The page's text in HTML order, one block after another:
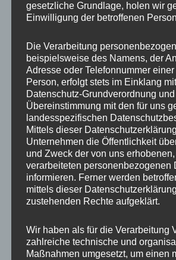
MP Mario Porten
Beratung
Training
Coaching
Impulsvorträge
NEWS ABONNIEREN?
Your email:
gesetzliche Grundlage, holen wir
Einwilligung der betroffenen
Die Verarbeitung
beispielsweise des Namens, der
Adresse oder Telefonnummer
Person, erfolgt stets im Einklang
Datenschutz-Grundverordnung
Übereinstimmung mit den für uns
landesspezifischen
Mittels dieser
Unternehmen die Öffentlichkeit
und Zweck der von uns
verarbeiteten personenbezogenen
informieren. Ferner werden
mittels dieser
zustehenden Rechte aufgeklärt.
Wir haben als für die Verarbeitung
zahlreiche technische und
Maßnahmen umgesetzt, um einen